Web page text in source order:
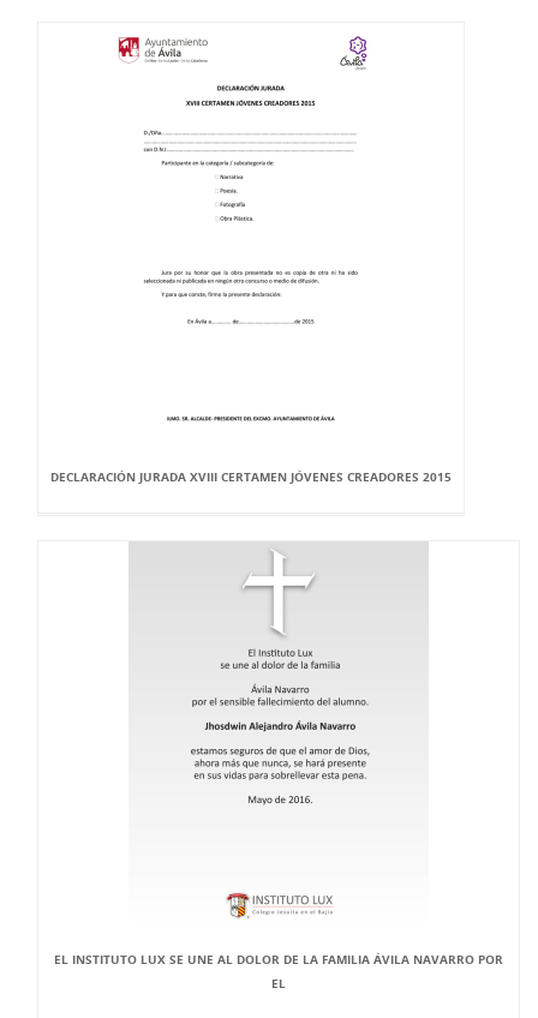
DECLARACIÓN JURADA XVIII CERTAMEN JÓVENES CREADORES 2015
EL INSTITUTO LUX SE UNE AL DOLOR DE LA FAMILIA ÁVILA NAVARRO POR
EL